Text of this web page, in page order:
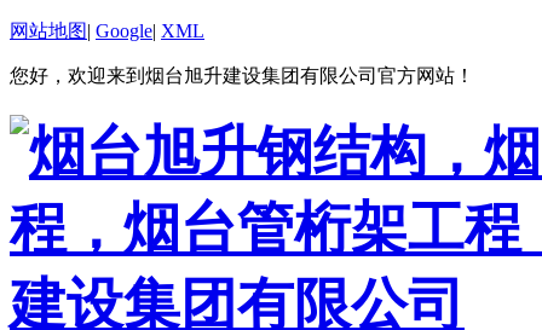
网站地图| Google| XML
您好，欢迎来到烟台旭升建设集团有限公司官方网站！